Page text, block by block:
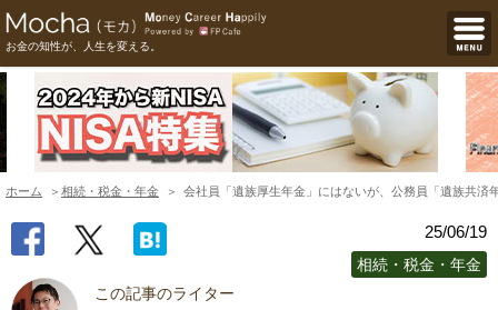
お金の知性が、人生を変える。
ホーム 相続・税金・年金 会社員「遺族厚生年金」にはないが、公務員「遺族共済
25/06/19
相続・税金・年金
この記事のライター